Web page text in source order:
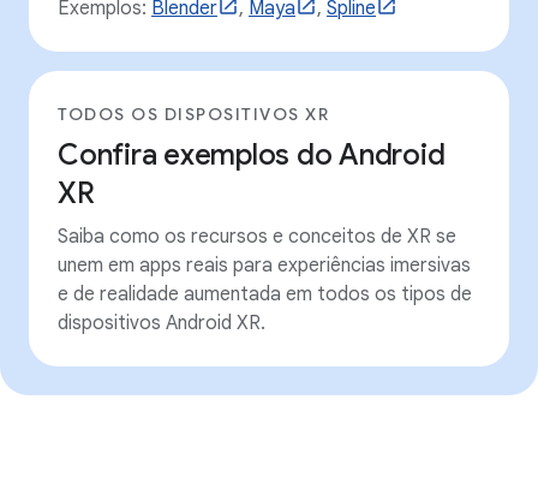
Exemplos: Blender , Maya , Spline
TODOS OS DISPOSITIVOS XR
Confira exemplos do Android
XR
Saiba como os recursos e conceitos de XR se
unem em apps reais para experiências imersivas
e de realidade aumentada em todos os tipos de
dispositivos Android XR.